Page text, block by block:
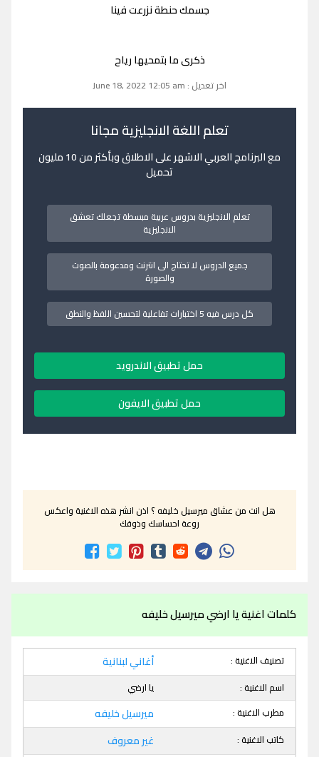
جسمك حنطة نزرعت فينا
ذكرى ما بتمحيها رياح
اخر تعديل : June 18, 2022 12:05 am
تعلم اللغة الانجليزية مجانا
مع البرنامج العربي الاشهر على الاطلاق وبأكثر من 10 مليون
تحميل
تعلم الانجليزية بدروس عربية مبسطة تجعلك تعشق
الانجليزية
جميع الدروس لا تحتاج الى انترنت ومدعومة بالصوت
والصورة
كل درس فيه 5 اختبارات تفاعلية لتحسين اللفظ والنطق
حمل تطبيق الاندرويد
حمل تطبيق الايفون
هل انت من عشاق ميرسيل خليفه ؟ اذن انشر هذه الاغنية واعكس
روعة احساسك وذوقك
كلمات اغنية يا ارضي ميرسيل خليفه
تصنيف الاغنية : أغاني لبنانية
اسم الاغنية :
يا ارضي
مطرب الاغنية :
ميرسيل خليفه
كاتب الاغنية : غير معروف